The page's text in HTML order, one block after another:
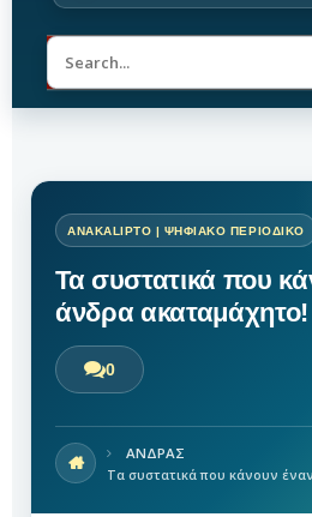
Α
α
ζ
Τα συστατικά που
άνδρα ακαταμάχητο!
0
ΑΝΔΡΑΣ
Τα συστατικά που κάνουν